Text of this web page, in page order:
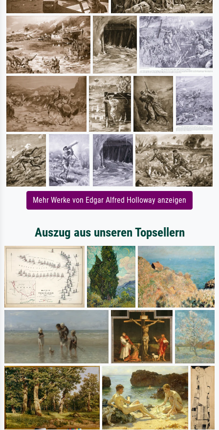
Mehr Werke von Edgar Alfred Holloway anzeigen
Auszug aus unseren Topsellern